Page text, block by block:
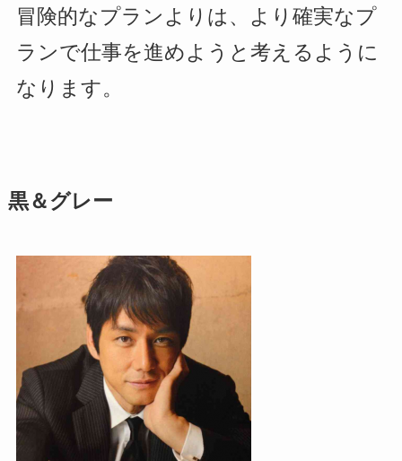
冒険的なプランよりは、より確実なプ
ランで仕事を進めようと考えるように
なります。
黒＆グレー